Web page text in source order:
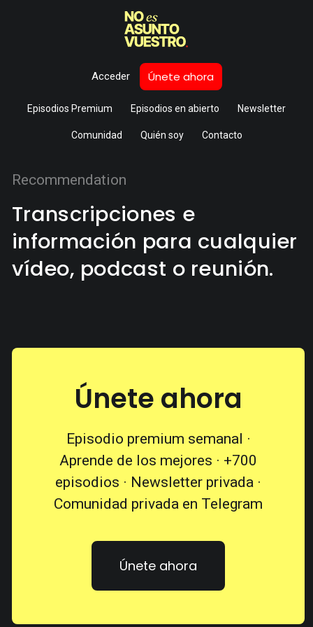
Acceder Únete ahora
Episodios Premium Episodios en abierto Newsletter
Comunidad Quién soy Contacto
Recommendation
Transcripciones e
información para cualquier
vídeo, podcast o reunión.
Únete ahora
Episodio premium semanal ·
Aprende de los mejores · +700
episodios · Newsletter privada ·
Comunidad privada en Telegram
Únete ahora